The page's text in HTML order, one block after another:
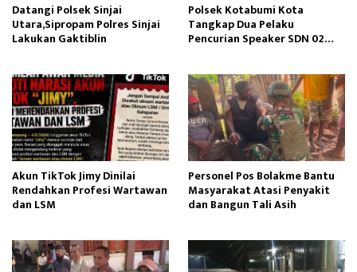
Datangi Polsek Sinjai
Utara,Sipropam Polres Sinjai
Lakukan Gaktiblin
Polsek Kotabumi Kota
Tangkap Dua Pelaku
Pencurian Speaker SDN 02
Akun TikTok Jimy Dinilai
Rendahkan Profesi Wartawan
dan LSM
Personel Pos Bolakme Bantu
Masyarakat Atasi Penyakit
dan Bangun Tali Asih